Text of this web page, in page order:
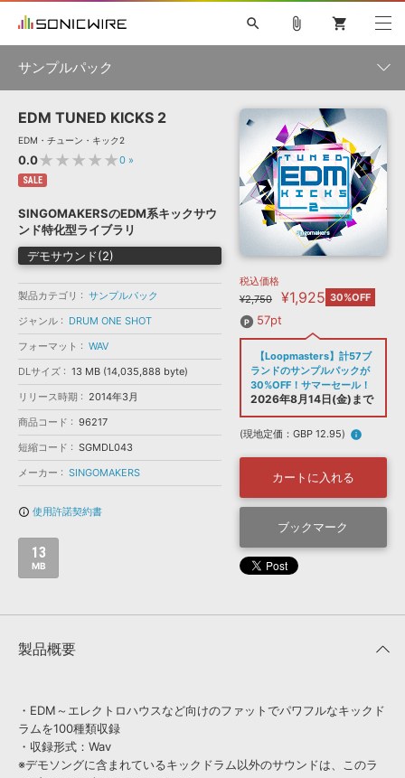
ソフト音源 »
プラグイン・エフェクト »
サンプルパック »
ソフトウェア／ツール »
DAW »
効果音 »
BGM »
特集 »
ニュースレター »
SONICWIREブログ »
製品サポート情報 »
DTMガイド »
FAQ »
お問い合わせ »
音楽カード
楽曲配信流通 サービス
無償のサウンド管理ソフト
次世代型 ボーカル・エディタ
APS
search
初音ミク NT 鏡音リン・レン V4X 巡音ルカ V4X
MEIKO V3
KAITO V3
VOCALOID TOONTRACK
SPITFIRE AUDIO
VIENNA
EZ DRUMMER 3
ライセンスフリーBGM
ボーカル抜き出し
DUBSTEP
ELECTRONICA
EDM TRANCE MUTANT
ROUTER.FM
ソフト音源 プラグイン・エフェクト
ソフトウェア／ツール 効果音
attach_file shopping_cart
サンプルパック
製品一覧
メーカー
フォーマット
ランキング
EDM TUNED KICKS 2
EDM・チューン・キック2
0.0★★★★★0 »
SALE
SINGOMAKERSのEDM系キックサウ
ンド特化型ライブラリ
デモサウンド(2)
製品カテゴリ
サンプルパック
ジャンル
DRUM ONE SHOT
フォーマット
WAV
DLサイズ
13 MB (14,035,888 byte)
リリース時期
2014年3月
商品コード
96217
短縮コード
SGMDL043
メーカー
SINGOMAKERS
info_outline 使用許諾契約書
13
MB
税込価格
¥2,750
¥1,925 30%OFF
57pt
【Loopmasters】計57ブ
ランドのサンプルパックが
30%OFF！サマーセール！
2026年8月14日(金)まで
(現地定価：GBP 12.95) info
カートに入れる
ブックマーク
製品概要
・EDM～エレクトロハウスなど向けのファットでパワフルなキックド
ラムを100種類収録
・収録形式：Wav
※デモソングに含まれているキックドラム以外のサウンドは、このラ